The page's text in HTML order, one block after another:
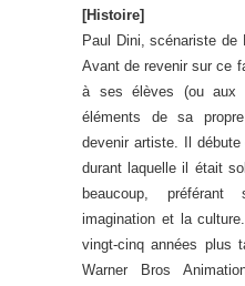
[Histoire]
Paul Dini, scénariste de
Avant de revenir sur ce
à ses élèves (ou aux
éléments de sa
devenir artiste. Il
durant laquelle il était
beaucoup,
imagination et la
vingt-cinq années plus
Warner Bros